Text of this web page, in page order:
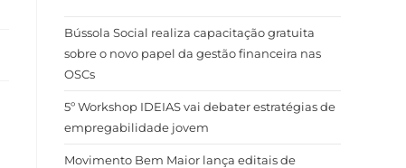
Bússola Social realiza capacitação gratuita
sobre o novo papel da gestão financeira nas
OSCs
5º Workshop IDEIAS vai debater estratégias de
empregabilidade jovem
Movimento Bem Maior lança editais de